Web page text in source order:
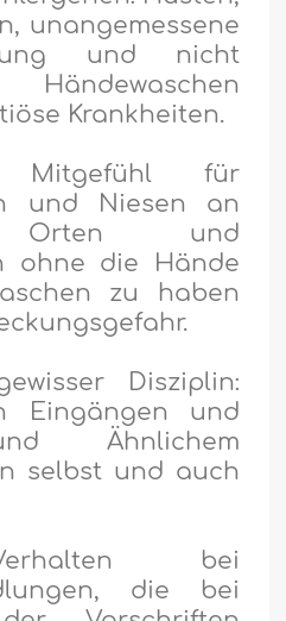
unangemessene
und nicht
Händewaschen
Krankheiten.
Mitgefühl für
und Niesen an
Orten und
ohne die Hände
zu haben
Disziplin:
Eingängen und
Ähnlichem
selbst und auch
bei
die bei